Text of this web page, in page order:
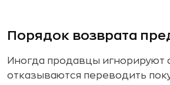
Порядок возврата
Иногда продавцы игнорируют
отказываются переводить